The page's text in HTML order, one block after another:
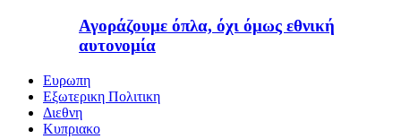
Αγοράζουμε όπλα, όχι όμως εθνική
αυτονομία
Ευρωπη
Εξωτερικη Πολιτικη
Διεθνη
Κυπριακο